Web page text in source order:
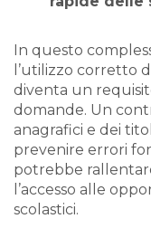
In questo
l’utilizzo corretto
diventa un
domande. Un
anagrafici e dei
prevenire errori
potrebbe
l’accesso alle
scolastici.